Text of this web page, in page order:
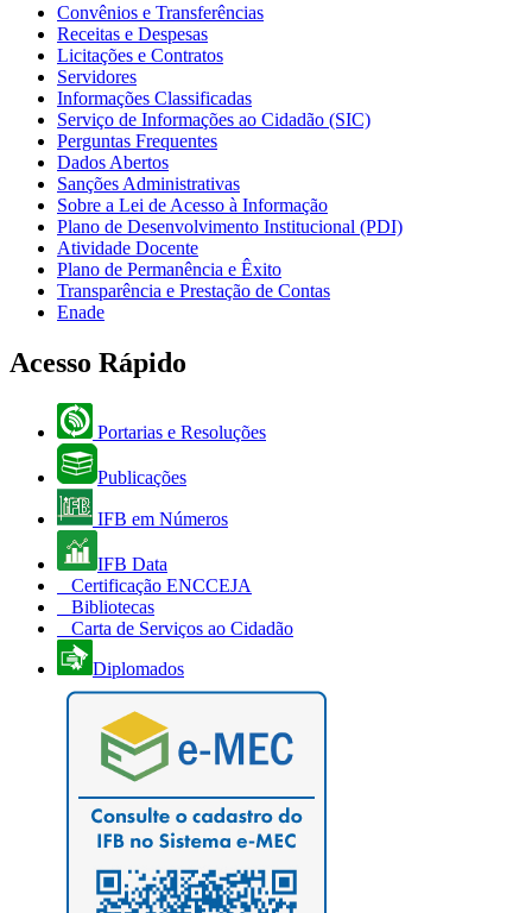
Convênios e Transferências
Receitas e Despesas
Licitações e Contratos
Servidores
Informações Classificadas
Serviço de Informações ao Cidadão (SIC)
Perguntas Frequentes
Dados Abertos
Sanções Administrativas
Sobre a Lei de Acesso à Informação
Plano de Desenvolvimento Institucional (PDI)
Atividade Docente
Plano de Permanência e Êxito
Transparência e Prestação de Contas
Enade
Acesso Rápido
Portarias e Resoluções
Publicações
IFB em Números
IFB Data
Certificação ENCCEJA
Bibliotecas
Carta de Serviços ao Cidadão
Diplomados